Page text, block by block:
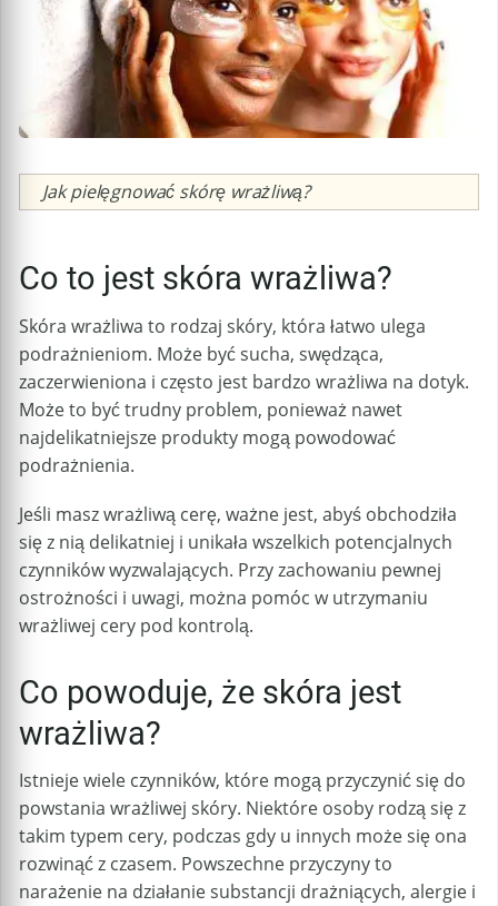
Caption
Jak pielęgnować skórę wrażliwą?
Co to jest skóra wrażliwa?
Skóra wrażliwa to rodzaj skóry, która łatwo ulega
podrażnieniom. Może być sucha, swędząca,
zaczerwieniona i często jest bardzo wrażliwa na dotyk.
Może to być trudny problem, ponieważ nawet
najdelikatniejsze produkty mogą powodować
podrażnienia.
Jeśli masz wrażliwą cerę, ważne jest, abyś obchodziła
się z nią delikatniej i unikała wszelkich potencjalnych
czynników wyzwalających. Przy zachowaniu pewnej
ostrożności i uwagi, można pomóc w utrzymaniu
wrażliwej cery pod kontrolą.
Co powoduje, że skóra jest
wrażliwa?
Istnieje wiele czynników, które mogą przyczynić się do
powstania wrażliwej skóry. Niektóre osoby rodzą się z
takim typem cery, podczas gdy u innych może się ona
rozwinąć z czasem. Powszechne przyczyny to
narażenie na działanie substancji drażniących, alergie i